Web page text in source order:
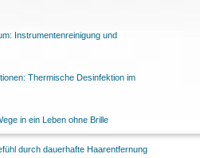
Instrumentenreinigung und
Thermische Desinfektion im
in ein Leben ohne Brille
durch dauerhafte Haarentfernung